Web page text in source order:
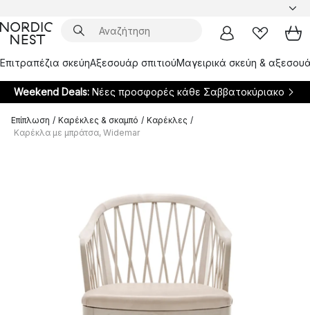
Επιτραπέζια σκεύηΑξεσουάρ σπιτιούΜαγειρικά σκεύη &
Weekend Deals: Νέες προσφορές κάθε Σαββατοκύριακο
Επίπλωση / Καρέκλες & σκαμπό / Καρέκλες /
Καρέκλα με μπράτσα, Widemar